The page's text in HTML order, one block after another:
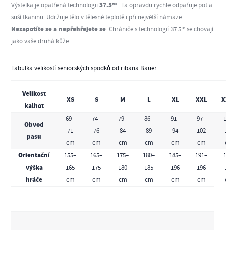
Výstelka je opatřená technologii37.5™ . Ta opravdu rychle odpařuje pot a
suší tkaninu. Udržuje tělo v tělesné teplotě i při největší námaze.
Nezapotíte se a nepřehřejete se. Chrániče s technologií 37.5™ se chovají
jako vaše druhá kůže.
Tabulka velikostí seniorských spodků od ribana Bauer
Velikost
kalhot
XS S M L XL XXL
Obvod
pasu
69–
71
cm
74–
76
cm
79–
84
cm
86–
89
cm
91–
94
cm
97–
102
cm
Orientační
výška
hráče
155–
165
cm
165–
175
cm
175–
180
cm
180–
185
cm
185–
196
cm
191–
196
cm